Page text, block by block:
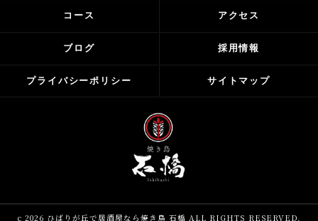
コース アクセス
ブログ 採用情報
プライバシーポリシー サイトマップ
c 2026 ひばりが丘で居酒屋なら焼き鳥 石橋 ALL RIGHTS RESERVED.